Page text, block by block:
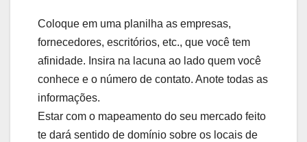
Coloque em uma planilha as empresas,
fornecedores, escritórios, etc., que você tem
afinidade. Insira na lacuna ao lado quem você
conhece e o número de contato. Anote todas as
informações.
Estar com o mapeamento do seu mercado feito
te dará sentido de domínio sobre os locais de